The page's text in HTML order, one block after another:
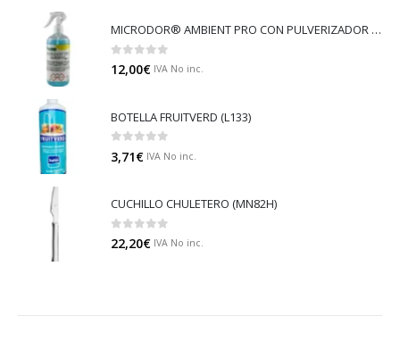
MICRODOR® AMBIENT PRO CON PULVERIZADOR (LB08)
0 out of 5
12,00€ IVA No inc.
BOTELLA FRUITVERD (L133)
0 out of 5
3,71€ IVA No inc.
CUCHILLO CHULETERO (MN82H)
0out of 5
22,20€ IVA No inc.